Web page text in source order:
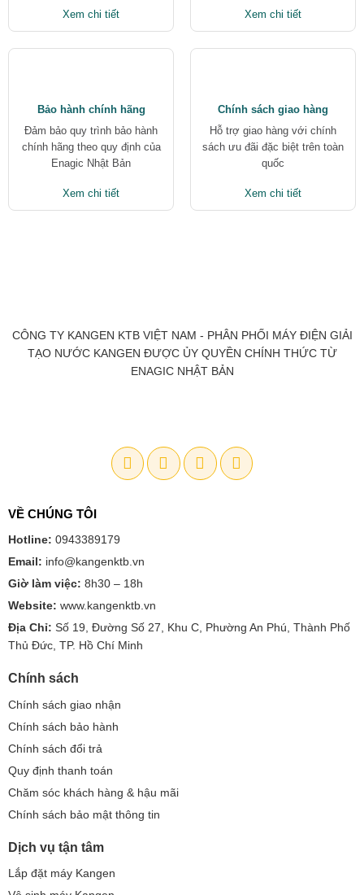
Xem chi tiết Xem chi tiết
Bảo hành chính hãng
Đảm bảo quy trình bảo hành
chính hãng theo quy định của
Enagic Nhật Bản
Xem chi tiết
Chính sách giao hàng
Hỗ trợ giao hàng với chính
sách ưu đãi đặc biệt trên toàn
quốc
Xem chi tiết
CÔNG TY KANGEN KTB VIỆT NAM - PHÂN PHỐI MÁY ĐIỆN GIẢI
TẠO NƯỚC KANGEN ĐƯỢC ỦY QUYỀN CHÍNH THỨC TỪ
ENAGIC NHẬT BẢN
VỀ CHÚNG TÔI
Hotline: 0943389179
Email: info@kangenktb.vn
Giờ làm việc: 8h30 – 18h
Website: www.kangenktb.vn
Địa Chỉ: Số 19, Đường Số 27, Khu C, Phường An Phú, Thành Phố
Thủ Đức, TP. Hồ Chí Minh
Chính sách
Chính sách giao nhận
Chính sách bảo hành
Chính sách đổi trả
Quy định thanh toán
Chăm sóc khách hàng & hậu mãi
Chính sách bảo mật thông tin
Dịch vụ tận tâm
Lắp đặt máy Kangen